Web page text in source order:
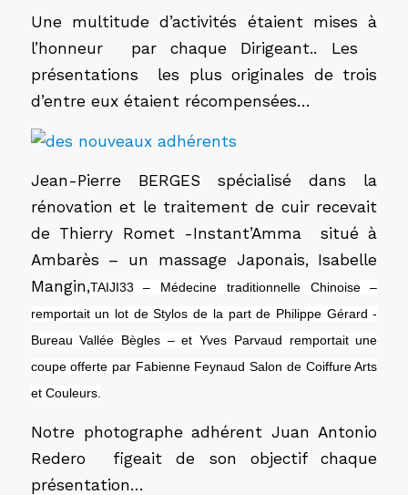
Une multitude d’activités étaient mises à
l’honneur par chaque Dirigeant.. Les
présentations les plus originales de trois
d’entre eux étaient récompensées…
Jean-Pierre BERGES spécialisé dans la
rénovation et le traitement de cuir recevait
de Thierry Romet -Instant’Amma situé à
Ambarès – un massage Japonais, Isabelle
Mangin,TAIJI33 – Médecine traditionnelle Chinoise –
remportait un lot de Stylos de la part de Philippe Gérard -
Bureau Vallée Bègles – et Yves Parvaud remportait une
coupe offerte par Fabienne Feynaud Salon de Coiffure Arts
et Couleurs.
Notre photographe adhérent Juan Antonio
Redero figeait de son objectif chaque
présentation…